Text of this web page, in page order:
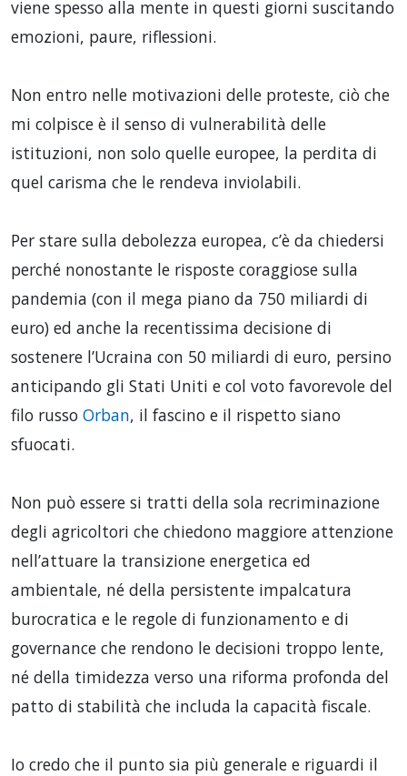
viene spesso alla mente in questi giorni suscitando
emozioni, paure, riflessioni.
Non entro nelle motivazioni delle proteste, ciò che
mi colpisce è il senso di vulnerabilità delle
istituzioni, non solo quelle europee, la perdita di
quel carisma che le rendeva inviolabili.
Per stare sulla debolezza europea, c’è da chiedersi
perché nonostante le risposte coraggiose sulla
pandemia (con il mega piano da 750 miliardi di
euro) ed anche la recentissima decisione di
sostenere l’Ucraina con 50 miliardi di euro, persino
anticipando gli Stati Uniti e col voto favorevole del
filo russo Orban, il fascino e il rispetto siano
sfuocati.
Non può essere si tratti della sola recriminazione
degli agricoltori che chiedono maggiore attenzione
nell’attuare la transizione energetica ed
ambientale, né della persistente impalcatura
burocratica e le regole di funzionamento e di
governance che rendono le decisioni troppo lente,
né della timidezza verso una riforma profonda del
patto di stabilità che includa la capacità fiscale.
Io credo che il punto sia più generale e riguardi il